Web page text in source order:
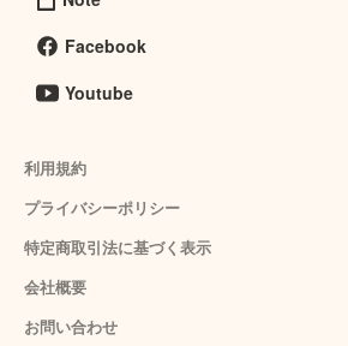
Facebook
Youtube
利用規約
プライバシーポリシー
特定商取引法に基づく表示
会社概要
お問い合わせ